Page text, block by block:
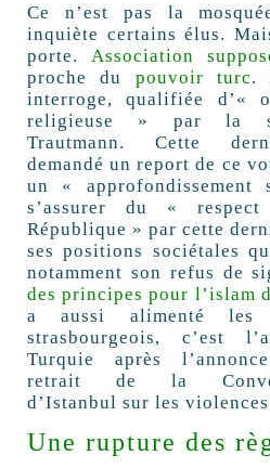
Ce n’est pas la
inquiète certains élus.
porte. Association
proche du pouvoir turc.
interroge, qualifiée d’«
religieuse » par la
Trautmann. Cette
demandé un report de ce
un «
s’assurer du «
République » par cette
ses positions sociétales
notamment son refus de
des principes pour l’islam
a aussi alimenté les
strasbourgeois, c’est
Turquie après
retrait de la
d’Istanbul sur les
Une rupture des